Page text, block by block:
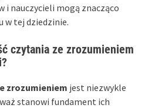
i nauczycieli mogą znacząco
w tej dziedzinie.
czytania ze zrozumieniem
zrozumieniem jest niezwykle
stanowi fundament ich